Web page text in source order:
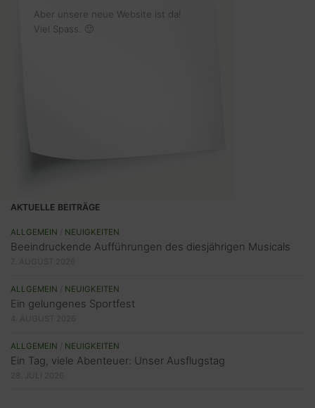
Aber unsere neue Website ist da!
Viel Spass. 🙂
AKTUELLE BEITRÄGE
ALLGEMEIN NEUIGKEITEN
Beeindruckende Aufführungen des diesjährigen Musicals
ALLGEMEIN NEUIGKEITEN
Ein gelungenes Sportfest
ALLGEMEIN NEUIGKEITEN
Ein Tag, viele Abenteuer: Unser Ausflugstag